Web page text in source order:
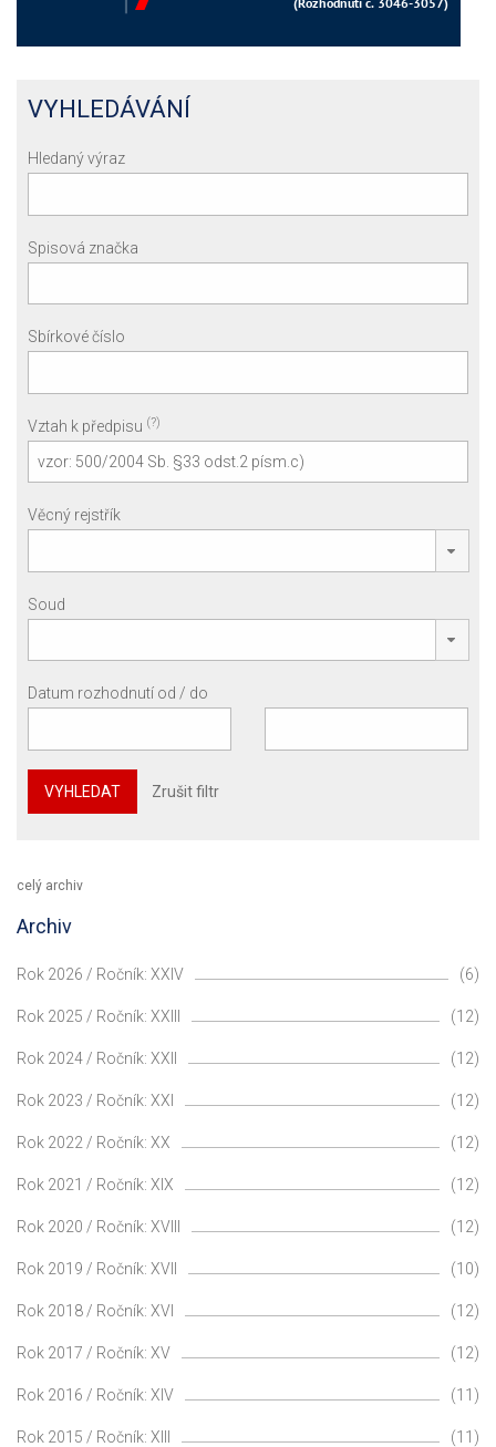
VYHLEDÁVÁNÍ
Hledaný výraz
Spisová značka
Sbírkové číslo
Vztah k předpisu (?)
Věcný rejstřík
Soud
Datum rozhodnutí od / do
VYHLEDAT Zrušit filtr
celý archiv
Archiv
Rok 2026 / Ročník: XXIV (6)
Rok 2025 / Ročník: XXIII (12)
Rok 2024 / Ročník: XXII (12)
Rok 2023 / Ročník: XXI (12)
Rok 2022 / Ročník: XX (12)
Rok 2021 / Ročník: XIX (12)
Rok 2020 / Ročník: XVIII (12)
Rok 2019 / Ročník: XVII (10)
Rok 2018 / Ročník: XVI (12)
Rok 2017 / Ročník: XV (12)
Rok 2016 / Ročník: XIV (11)
Rok 2015 / Ročník: XIII (11)